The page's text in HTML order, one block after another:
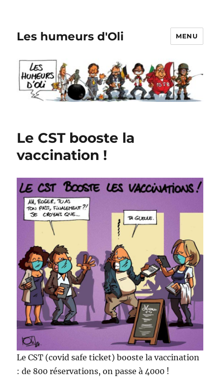
Les humeurs d'Oli MENU
Le CST booste la
vaccination !
Le CST (covid safe ticket) booste la vaccination
: de 800 réservations, on passe à 4000 !